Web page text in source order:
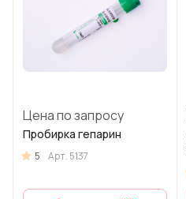
Цена по запросу
Пробирка гепарин
5 Арт. 5137